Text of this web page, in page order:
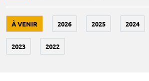
À VENIR 2026 2025 2024
2023 2022